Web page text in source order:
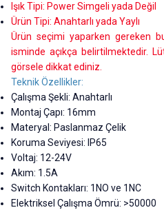
Işık Tipi: Power Simgeli yada Değil
Ürün Tipi: Anahtarlı yada Yaylı
Ürün seçimi yaparken gereken
isminde açıkça belirtilmektedir.
görsele dikkat ediniz.
Teknik Özellikler:
Çalışma Şekli: Anahtarlı
Montaj Çapı: 16mm
Materyal: Paslanmaz Çelik
Koruma Seviyesi: IP65
Voltaj: 12-24V
Akım: 1.5A
Switch Kontakları: 1NO ve 1NC
Elektriksel Çalışma Ömrü: >50000